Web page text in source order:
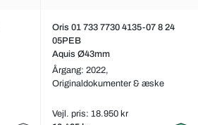
Oris 01 733 7730 4135-07 8 24
05PEB
Aquis Ø43mm
Årgang: 2022,
Originaldokumenter & æske
Vejl. pris: 18.950 kr